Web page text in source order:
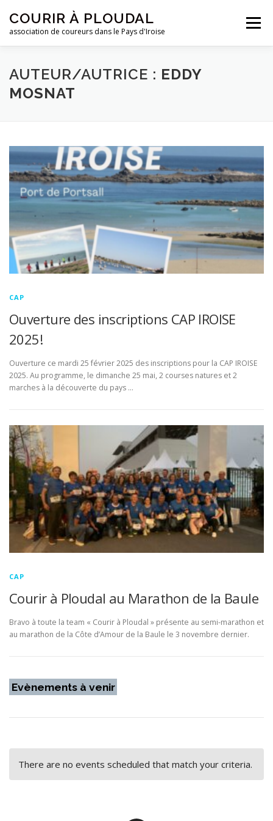
contenu
COURIR À PLOUDAL
association de coureurs dans le Pays d'Iroise
Menu
ACCUEIL LE CLUB ACTUALITÉS
CONTACTEZ-NOUS !
AUTEUR/AUTRICE : EDDY
MOSNAT
CAP
Ouverture des inscriptions CAP IROISE
2025!
Ouverture ce mardi 25 février 2025 des inscriptions pour la CAP IROISE
2025. Au programme, le dimanche 25 mai, 2 courses natures et 2
marches à la découverte du pays …
CAP
Courir à Ploudal au Marathon de la Baule
Bravo à toute la team « Courir à Ploudal » présente au semi-marathon et
au marathon de la Côte d’Amour de la Baule le 3 novembre dernier.
Evènements à venir
There are no events scheduled that match your criteria.